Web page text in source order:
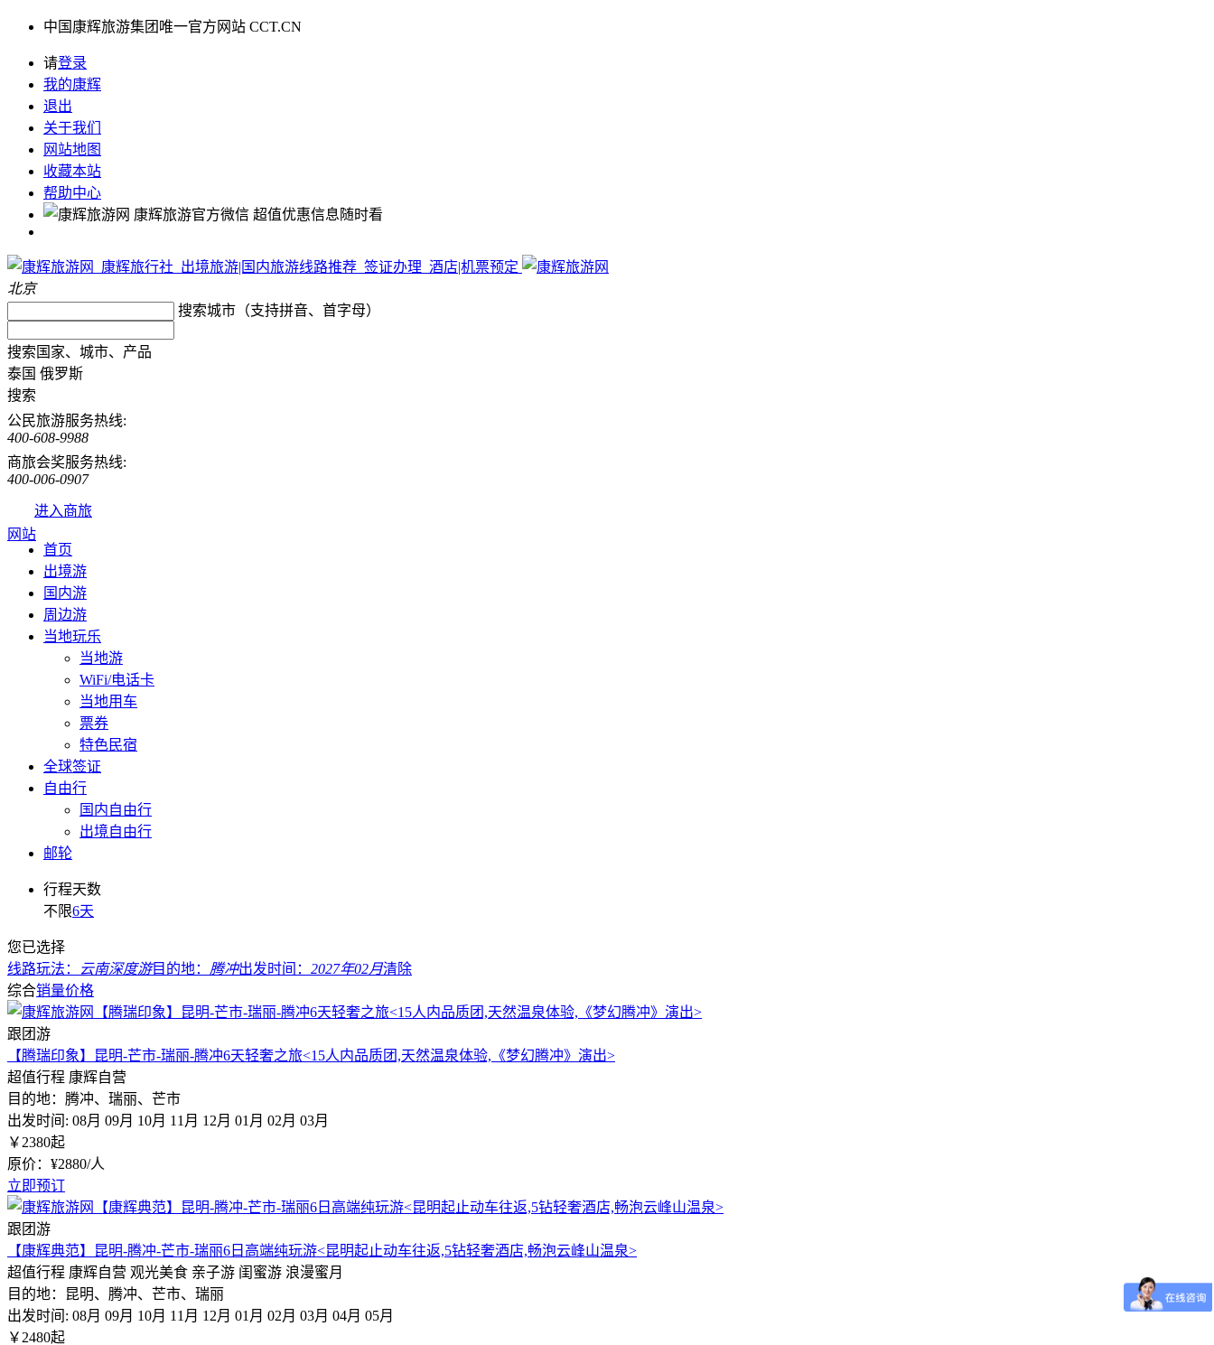
中国康辉旅游集团唯一官方网站 CCT.CN
请登录
我的康辉
退出
关于我们
网站地图
收藏本站
帮助中心
康辉旅游官方微信 超值优惠信息随时看
北京
搜索城市（支持拼音、首字母）
搜索国家、城市、产品
泰国 俄罗斯
搜索
公民旅游服务热线:
400-608-9988
商旅会奖服务热线:
400-006-0907
进入商旅
网站
首页
出境游
国内游
周边游
当地玩乐
当地游
WiFi/电话卡
当地用车
票券
特色民宿
全球签证
自由行
国内自由行
出境自由行
邮轮
行程天数
不限6天
您已选择
线路玩法：
云南深度游目的地： 腾冲出发时间： 2027年02月清除
综合销量价格
跟团游
【腾瑞印象】昆明-芒市-瑞丽-腾冲6天轻奢之旅<15人内品质团,天然温泉体验,《梦幻腾冲》演出>
超值行程 康辉自营
目的地：腾冲、瑞丽、芒市
出发时间: 08月 09月 10月 11月 12月 01月 02月 03月
￥ 2380起
原价：¥2880/人
立即预订
跟团游
【康辉典范】昆明-腾冲-芒市-瑞丽6日高端纯玩游<昆明起止动车往返,5钻轻奢酒店,畅泡云峰山温泉>
超值行程 康辉自营 观光美食 亲子游 闺蜜游 浪漫蜜月
目的地：昆明、腾冲、芒市、瑞丽
出发时间: 08月 09月 10月 11月 12月 01月 02月 03月 04月 05月
￥ 2480起